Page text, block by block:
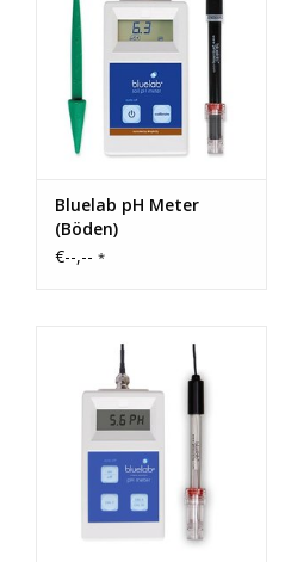
Bluelab pH Meter
(Böden)
€--,-- *